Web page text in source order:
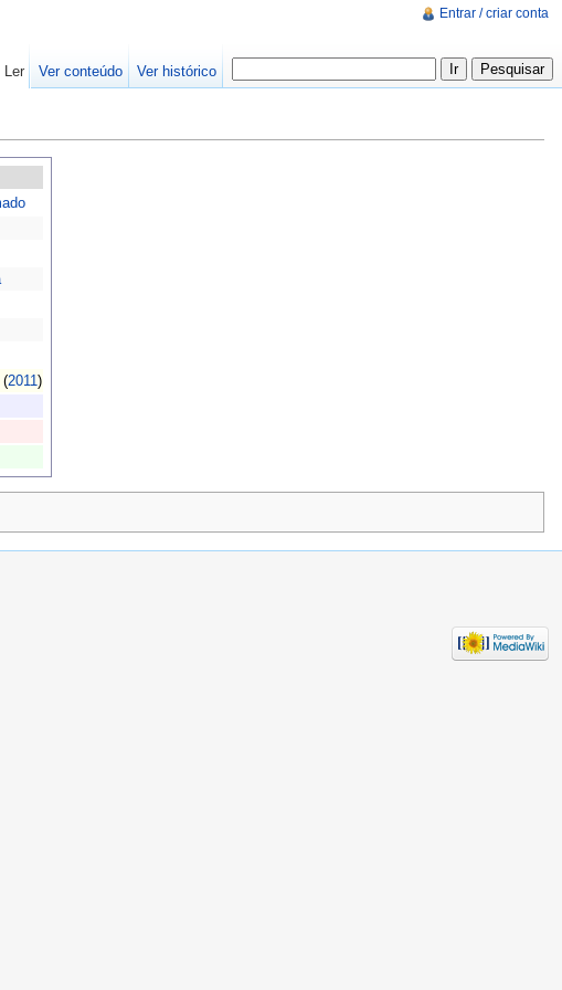
(2011)
Entrar / criar conta
Ler Ver conteúdo Ver histórico